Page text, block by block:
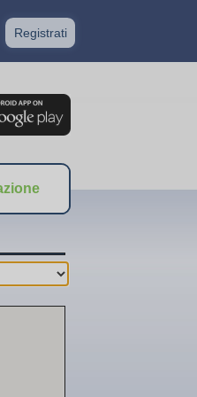
Registrati